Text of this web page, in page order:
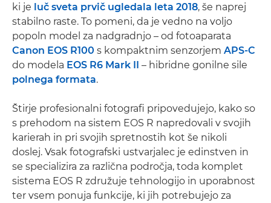
ki je luč sveta prvič ugledala leta 2018, še naprej
stabilno raste. To pomeni, da je vedno na voljo
popoln model za nadgradnjo – od fotoaparata
Canon EOS R100 s kompaktnim senzorjem APS-C
do modela EOS R6 Mark II – hibridne gonilne sile
polnega formata.
Štirje profesionalni fotografi pripovedujejo, kako so
s prehodom na sistem EOS R napredovali v svojih
karierah in pri svojih spretnostih kot še nikoli
doslej. Vsak fotografski ustvarjalec je edinstven in
se specializira za različna področja, toda komplet
sistema EOS R združuje tehnologijo in uporabnost
ter vsem ponuja funkcije, ki jih potrebujejo za